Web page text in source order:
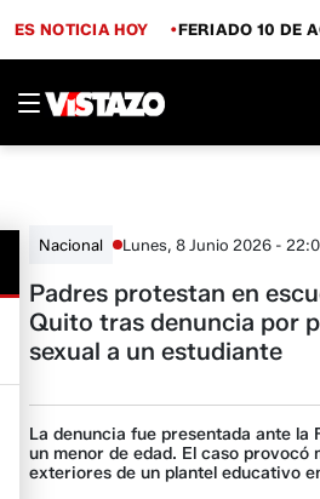
ES NOTICIA HOY FERIADO 10 DE
Nacional Lunes, 8 Junio 2026 -
Padres protestan en
Quito tras denuncia por
sexual a un estudiante
La denuncia fue presentada ante la
un menor de edad. El caso provocó
exteriores de un plantel educativo